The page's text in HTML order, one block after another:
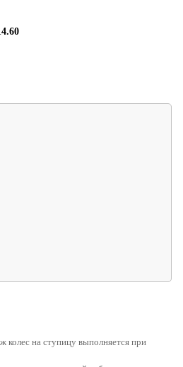
колес на ступицу выполняется при